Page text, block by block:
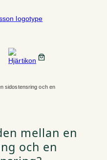
sidostensring och en
mellan en
och en